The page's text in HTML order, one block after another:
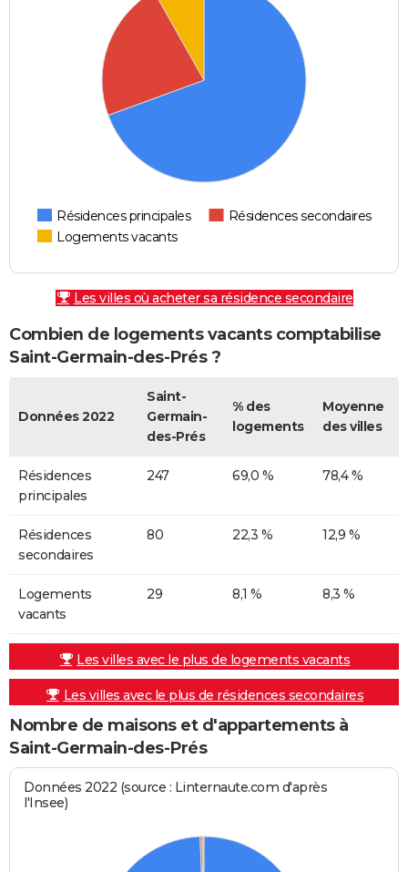
Résidences principales
Résidences secondaires
Logements vacants
Les villes où acheter sa résidence secondaire
Combien de logements vacants comptabilise
Saint-Germain-des-Prés ?
Données 2022
Saint-
Germain-
des-Prés
% des
logements
Moyenne
des villes
Résidences
principales
247 69,0 % 78,4 %
Résidences
secondaires
80 22,3 % 12,9 %
Logements
vacants
29 8,1 % 8,3 %
Les villes avec le plus de logements vacants
Les villes avec le plus de résidences secondaires
Nombre de maisons et d'appartements à
Saint-Germain-des-Prés
Données 2022 (source : Linternaute.com d'après
l'Insee)